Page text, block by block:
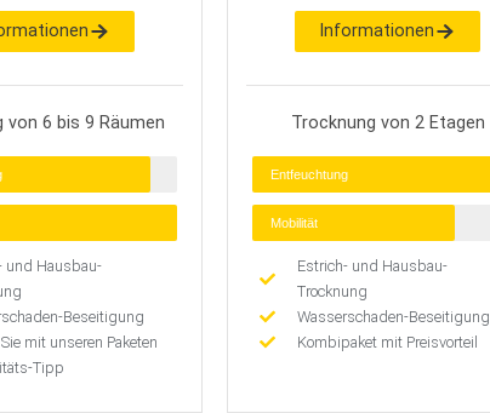
von 6 bis 9 Räumen
und Hausbau-
Beseitigung
mit unseren Paketen
Tipp
Informationen
Trocknung von 2 Etagen
Entfeuchtung
Mobilität
Estrich- und Hausbau-
Trocknung
Wasserschaden-Beseitigung
Kombipaket mit Preisvorteil